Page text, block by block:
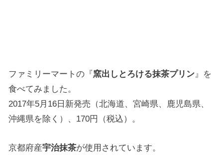
ファミリーマートの『窯出しとろける抹茶プリン』を
食べてみました。
2017年5月16日新発売（北海道、宮崎県、鹿児島県、
沖縄県を除く）、170円（税込）。
京都府産宇治抹茶が使用されています。